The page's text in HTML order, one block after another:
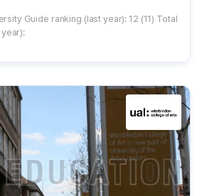
Guide ranking (last year): 12 (11) Total